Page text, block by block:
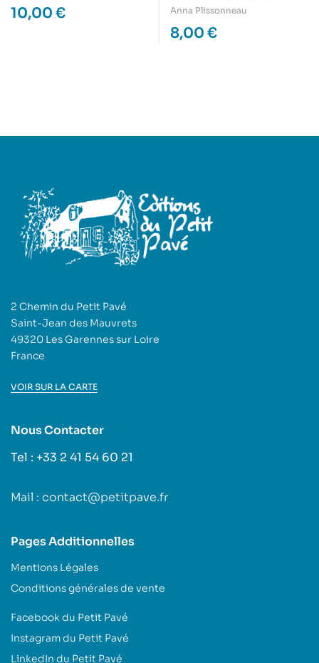
10,00 €
Humaines
Anna Plissonneau
8,00 €
2 Chemin du Petit Pavé
Saint-Jean des Mauvrets
49320 Les Garennes sur Loire
France
VOIR SUR LA CARTE
Nous Contacter
Tel : +33 2 41 54 60 21
Mail : contact@petitpave.fr
Pages Additionnelles
Mentions Légales
Conditions générales de vente
Facebook du Petit Pavé
Instagram du Petit Pavé
LinkedIn du Petit Pavé